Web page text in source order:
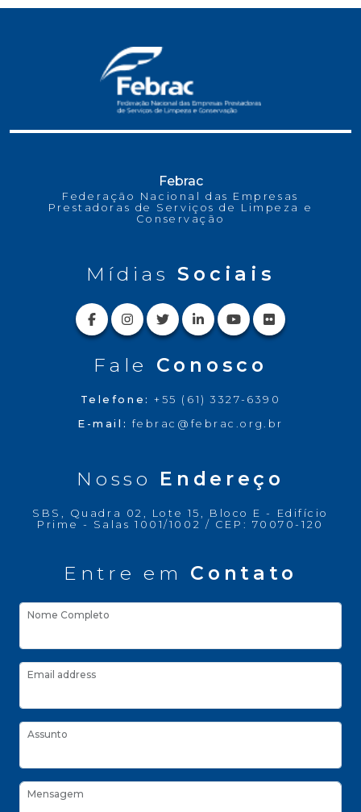
Febrac
Federação Nacional das Empresas
Prestadoras de Serviços de Limpeza e
Conservação
Mídias Sociais
Fale Conosco
Telefone:
+55 (61) 3327-6390
E-mail: febrac@febrac.org.br
Nosso Endereço
SBS, Quadra 02, Lote 15, Bloco E - Edifício
Prime - Salas 1001/1002 / CEP: 70070-120
Entre em Contato
Nome Completo
Email address
Assunto
Mensagem